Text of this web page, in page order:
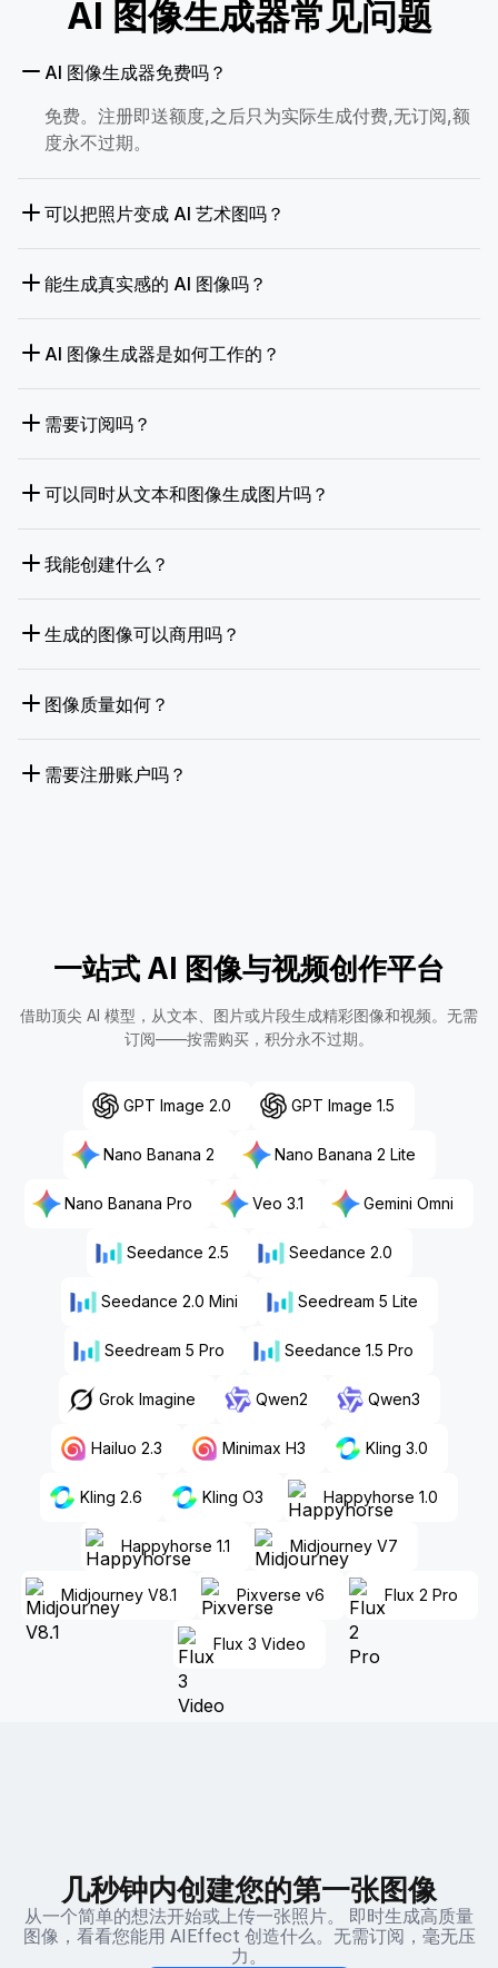
AI 图像生成器常见问题
AI 图像生成器免费吗？
免费。注册即送额度,之后只为实际生成付费,无订阅,额
度永不过期。
可以把照片变成 AI 艺术图吗？
能生成真实感的 AI 图像吗？
AI 图像生成器是如何工作的？
需要订阅吗？
可以同时从文本和图像生成图片吗？
我能创建什么？
生成的图像可以商用吗？
图像质量如何？
需要注册账户吗？
一站式 AI 图像与视频创作平台
借助顶尖 AI 模型，从文本、图片或片段生成精彩图像和视频。无需
订阅——按需购买，积分永不过期。
GPT Image 2.0 GPT Image 1.5
Nano Banana 2 Nano Banana 2 Lite
Nano Banana Pro Veo 3.1 Gemini Omni
Seedance 2.5 Seedance 2.0
Seedance 2.0 Mini Seedream 5 Lite
Seedream 5 Pro Seedance 1.5 Pro
Grok Imagine Qwen2 Qwen3
Hailuo 2.3 Minimax H3 Kling 3.0
Kling 2.6 Kling O3 Happyhorse 1.0
Happyhorse 1.1 Midjourney V7
Midjourney V8.1 Pixverse v6 Flux 2 Pro
Flux 3 Video
几秒钟内创建您的第一张图像
从一个简单的想法开始或上传一张照片。 即时生成高质量
图像，看看您能用 AIEffect 创造什么。无需订阅，毫无压
力。